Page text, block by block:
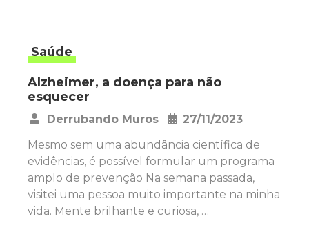
Saúde
Alzheimer, a doença para não
esquecer
Derrubando Muros
27/11/2023
Mesmo sem uma abundância científica de
evidências, é possível formular um programa
amplo de prevenção Na semana passada,
visitei uma pessoa muito importante na minha
vida. Mente brilhante e curiosa, …